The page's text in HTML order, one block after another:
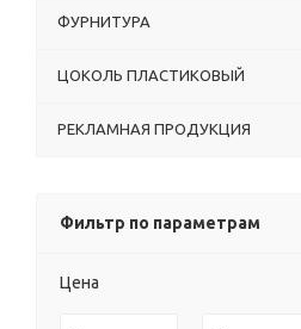
ФУРНИТУРА
ЦОКОЛЬ ПЛАСТИКОВЫЙ
РЕКЛАМНАЯ ПРОДУКЦИЯ
Фильтр по параметрам
Цена